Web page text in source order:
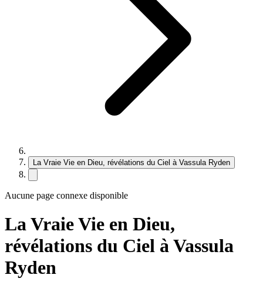
La Vraie Vie en Dieu, révélations du Ciel à Vassula Ryden
Aucune page connexe disponible
La Vraie Vie en Dieu,
révélations du Ciel à Vassula
Ryden